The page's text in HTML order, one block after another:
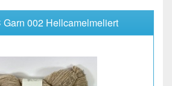
002 Hellcamelmeliert